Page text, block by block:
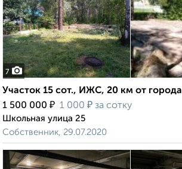
7
Участок 15 сот., ИЖС, 20 км от города
1 500 000 ₽ 1 000 ₽ за сотку
Школьная улица 25
Собственник, 29.07.2020